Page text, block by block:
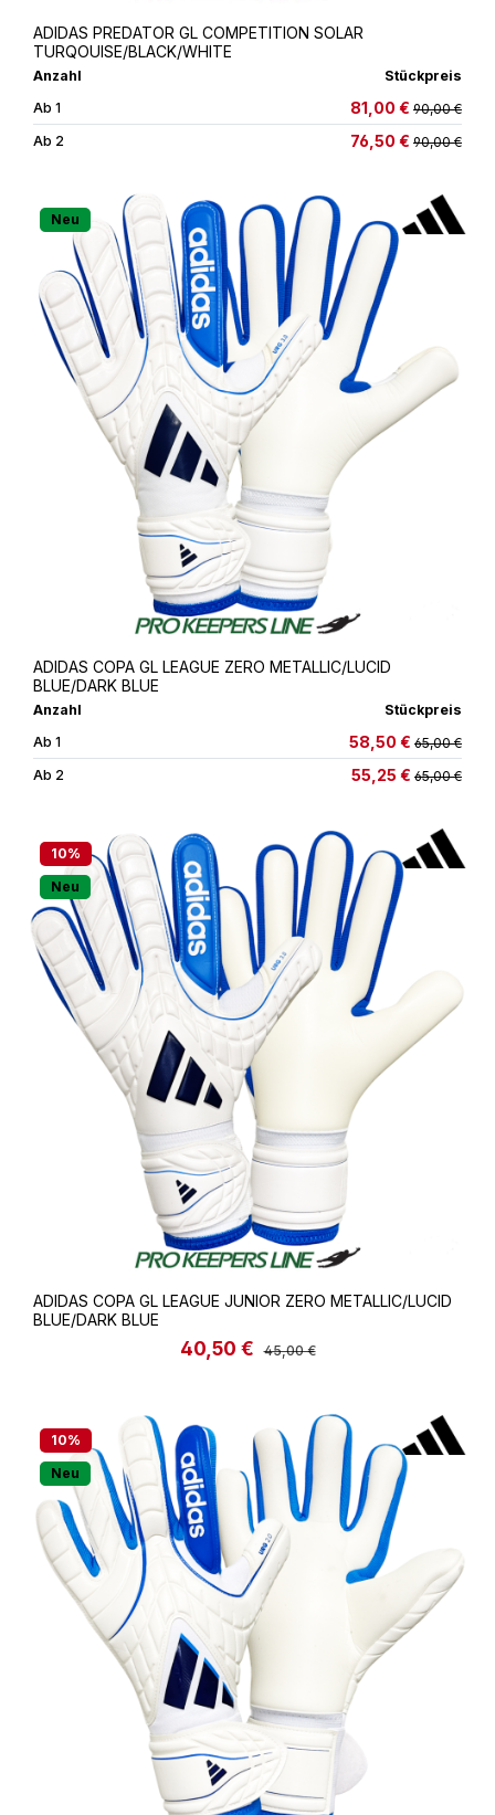
ADIDAS PREDATOR GL COMPETITION SOLAR
TURQOUISE/BLACK/WHITE
Anzahl
Stückpreis
Ab1 81,00 € 90,00 €
Ab 2 76,50 € 90,00 €
Neu
ADIDAS COPA GL LEAGUE ZERO METALLIC/LUCID
BLUE/DARK BLUE
Anzahl
Stückpreis
Ab1 58,50 € 65,00 €
Ab 2 55,25 € 65,00 €
10%
Neu
ADIDAS COPA GL LEAGUE JUNIOR ZERO METALLIC/LUCID
BLUE/DARK BLUE
Verkaufspreis:
40,50 € Regulärer Preis:
45,00 €
10%
Neu